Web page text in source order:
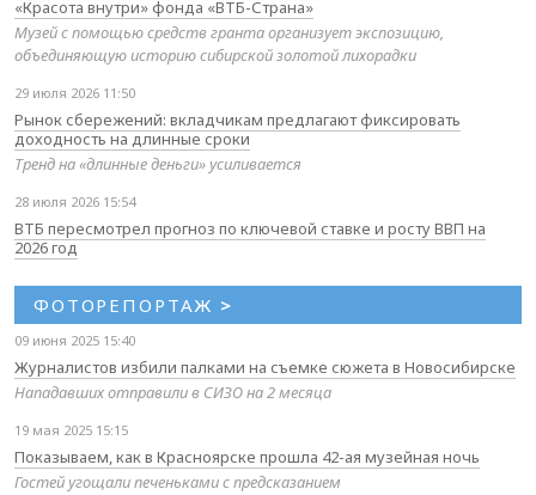
«Красота внутри» фонда «ВТБ-Страна»
Музей с помощью средств гранта организует экспозицию,
объединяющую историю сибирской золотой лихорадки
29 июля 2026 11:50
Рынок сбережений: вкладчикам предлагают фиксировать
доходность на длинные сроки
Тренд на «длинные деньги» усиливается
28 июля 2026 15:54
ВТБ пересмотрел прогноз по ключевой ставке и росту ВВП на
2026 год
ФОТОРЕПОРТАЖ >
09 июня 2025 15:40
Журналистов избили палками на съемке сюжета в Новосибирске
Нападавших отправили в СИЗО на 2 месяца
19 мая 2025 15:15
Показываем, как в Красноярске прошла 42-ая музейная ночь
Гостей угощали печеньками с предсказанием